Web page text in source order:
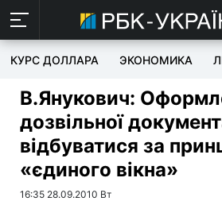
КУРС ДОЛЛАРА ЭКОНОМИКА
В.Янукович:
дозвільної
відбуватися за
«єдиного вікна»
16:35 28.09.2010 Вт